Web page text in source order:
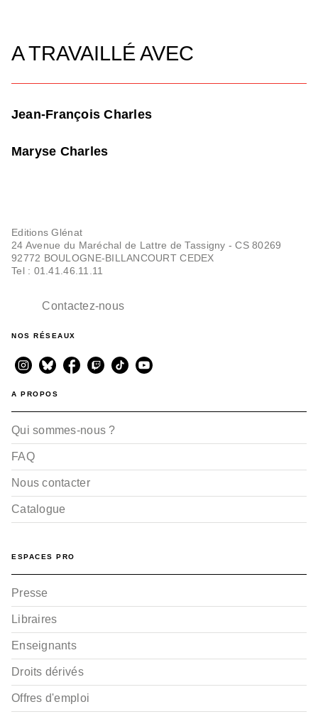
A TRAVAILLÉ AVEC
Jean-François Charles
Maryse Charles
Editions Glénat
24 Avenue du Maréchal de Lattre de Tassigny - CS 80269
92772 BOULOGNE-BILLANCOURT CEDEX
Tel : 01.41.46.11.11
Contactez-nous
NOS RÉSEAUX
A PROPOS
Qui sommes-nous ?
FAQ
Nous contacter
Catalogue
ESPACES PRO
Presse
Libraires
Enseignants
Droits dérivés
Offres d'emploi